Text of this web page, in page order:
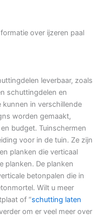
over ijzeren paal
leverbaar, zoals
schuttingdelen en
in verschillende
worden gemaakt,
budget. Tuinschermen
voor in de tuin. Ze zijn
planken die verticaal
planken. De planken
betonpalen die in
Wilt u meer
of “schutting laten
om er veel meer over